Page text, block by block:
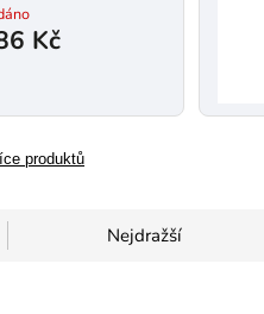
Kč
produktů
Nejdražší